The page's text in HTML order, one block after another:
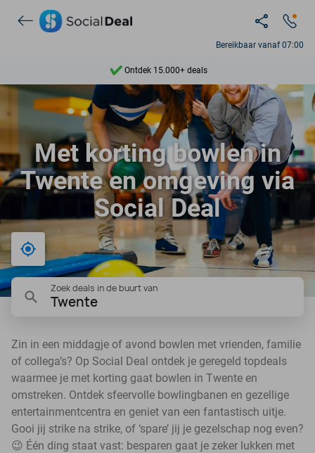
Bereikbaar vanaf 07:00
Ontdek 15.000+ deals
7 dagen per week beschikbaar
10+ miljoen leden
9,4
Ontdek 15.000+ deals
Met korting bowlen in
Twente en omgeving via
Social Deal
Bij mij in de buurt
Zoek deals in de buurt van
Twente
Zin in een middagje of avond bowlen met vrienden, familie
of collega’s? Op Social Deal ontdek je geregeld topdeals
waarmee je met korting gaat bowlen in Twente en
omstreken. Ontdek sfeervolle bowlingbanen en gezellige
entertainmentcentra en geniet van een fantastisch uitje.
Gooi jij strike na strike, of ‘spare’ jij je gezelschap nog even?
😉 Één ding staat vast: besparen gaat je zeker lukken met